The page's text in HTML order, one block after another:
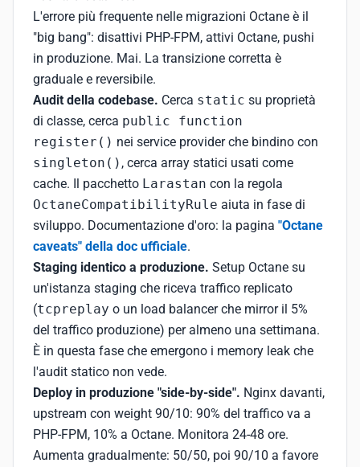
L'errore più frequente nelle migrazioni Octane è il
"big bang": disattivi PHP-FPM, attivi Octane, pushi
in produzione. Mai. La transizione corretta è
graduale e reversibile.
Audit della codebase. Cerca static su proprietà
di classe, cerca public function
register() nei service provider che bindino con
singleton() , cerca array statici usati come
cache. Il pacchetto Larastan con la regola
OctaneCompatibilityRule aiuta in fase di
sviluppo. Documentazione d'oro: la pagina "Octane
caveats" della doc ufficiale.
Staging identico a produzione. Setup Octane su
un'istanza staging che riceva traffico replicato
(tcpreplay o un load balancer che mirror il 5%
del traffico produzione) per almeno una settimana.
È in questa fase che emergono i memory leak che
l'audit statico non vede.
Deploy in produzione "side-by-side". Nginx davanti,
upstream con weight 90/10: 90% del traffico va a
PHP-FPM, 10% a Octane. Monitora 24-48 ore.
Aumenta gradualmente: 50/50, poi 90/10 a favore